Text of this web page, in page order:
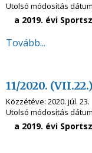
Utolsó módosítás
a 2019. évi
Tovább...
11/2020.
Közzétéve: 2020. júl. 23.
Utolsó módosítás
a 2019. évi